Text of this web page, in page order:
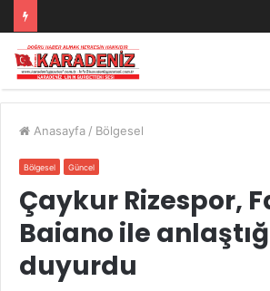
Anasayfa / Bölgesel
Bölgesel Güncel
Çaykur Rizespor,
Baiano ile
duyurdu